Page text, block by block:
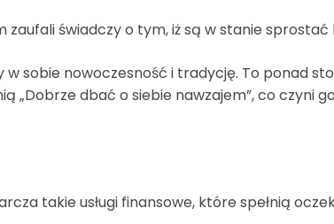
zaufali świadczy o tym, iż są w stanie
w sobie nowoczesność i tradycję. To
„Dobrze dbać o siebie nawzajem”, co
takie usługi finansowe, które spełnią